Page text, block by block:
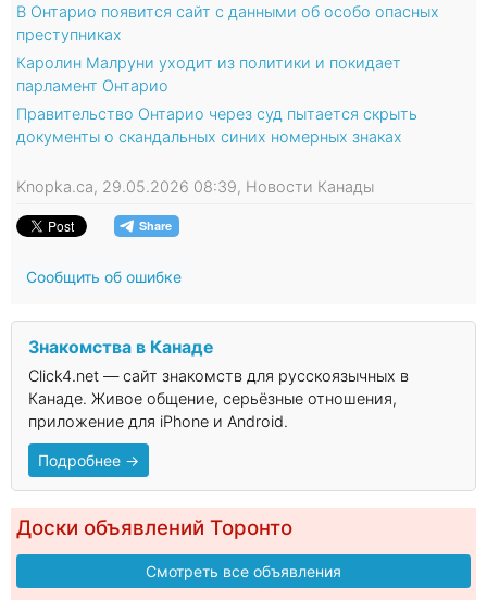
В Онтарио появится сайт с данными об особо опасных
преступниках
Каролин Малруни уходит из политики и покидает
парламент Онтарио
Правительство Онтарио через суд пытается скрыть
документы о скандальных синих номерных знаках
Knopka.ca, 29.05.2026 08:39, Новости Канады
Сообщить об ошибке
Знакомства в Канаде
Click4.net — сайт знакомств для русскоязычных в
Канаде. Живое общение, серьёзные отношения,
приложение для iPhone и Android.
Подробнее →
Доски объявлений Торонто
Смотреть все объявления